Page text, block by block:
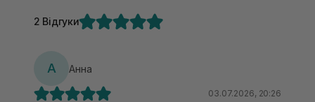
2 Відгуки
А Анна
03.07.2026, 20:26